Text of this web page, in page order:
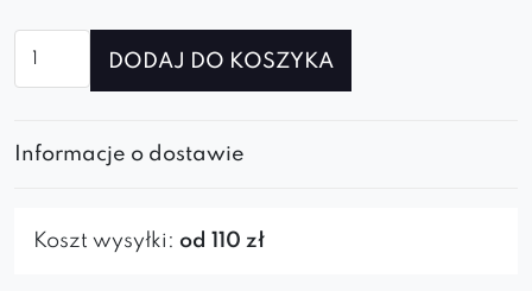
na dopasowanie sofy do własnych potrzeb i
Element
do
SOFIA
DODAJ DO KOSZYKA
Informacje o dostawie
Koszt wysyłki: od 110 zł